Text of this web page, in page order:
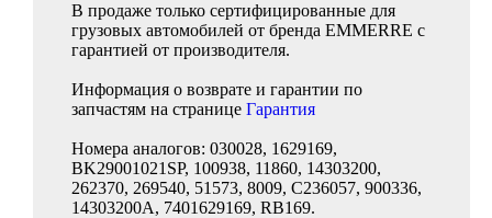
В продаже только сертифицированные для
грузовых автомобилей от бренда EMMERRE с
гарантией от производителя.
Информация о возврате и гарантии по
запчастям на странице Гарантия
Номера аналогов: 030028, 1629169,
BK29001021SP, 100938, 11860, 14303200,
262370, 269540, 51573, 8009, C236057, 900336,
14303200A, 7401629169, RB169.